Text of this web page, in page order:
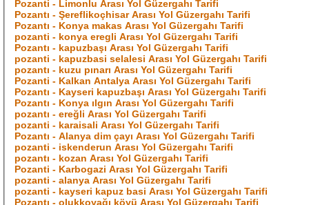
Pozanti - Limonlu Arası Yol Güzergahı Tarifi
Pozantı - Şereflikoçhisar Arası Yol Güzergahı Tarifi
Pozantı - Konya makas Arası Yol Güzergahı Tarifi
pozanti - konya eregli Arası Yol Güzergahı Tarifi
Pozantı - kapuzbaşı Arası Yol Güzergahı Tarifi
pozanti - kapuzbasi selalesi Arası Yol Güzergahı Tarifi
pozantı - kuzu pınarı Arası Yol Güzergahı Tarifi
Pozanti - Kalkan Antalya Arası Yol Güzergahı Tarifi
Pozantı - Kayseri kapuzbaşı Arası Yol Güzergahı Tarifi
Pozantı - Konya ılgın Arası Yol Güzergahı Tarifi
pozantı - ereğli Arası Yol Güzergahı Tarifi
pozanti - karaisali Arası Yol Güzergahı Tarifi
Pozantı - Alanya dim çayı Arası Yol Güzergahı Tarifi
pozanti - iskenderun Arası Yol Güzergahı Tarifi
pozantı - kozan Arası Yol Güzergahı Tarifi
Pozanti - Karbogazi Arası Yol Güzergahı Tarifi
pozanti - alanya Arası Yol Güzergahı Tarifi
pozanti - kayseri kapuz basi Arası Yol Güzergahı Tarifi
Pozantı - olukkoyağı köyü Arası Yol Güzergahı Tarifi